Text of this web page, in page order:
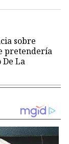
sobre
pretendería
La